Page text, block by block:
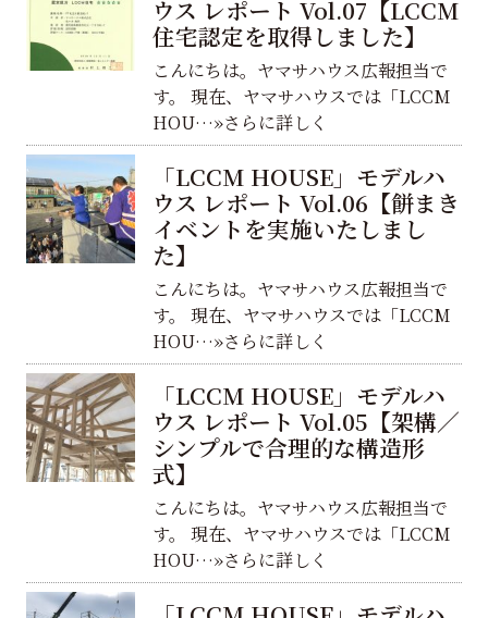
ウス レポート Vol.07【LCCM
住宅認定を取得しました】
こんにちは。ヤマサハウス広報担当で
す。 現在、ヤマサハウスでは「LCCM
HOU…»さらに詳しく
「LCCM HOUSE」モデルハ
ウス レポート Vol.06【餅まき
イベントを実施いたしまし
た】
こんにちは。ヤマサハウス広報担当で
す。 現在、ヤマサハウスでは「LCCM
HOU…»さらに詳しく
「LCCM HOUSE」モデルハ
ウス レポート Vol.05【架構／
シンプルで合理的な構造形
式】
こんにちは。ヤマサハウス広報担当で
す。 現在、ヤマサハウスでは「LCCM
HOU…»さらに詳しく